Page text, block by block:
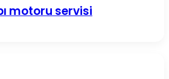
motoru servisi